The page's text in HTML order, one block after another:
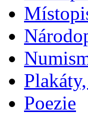
Poezie